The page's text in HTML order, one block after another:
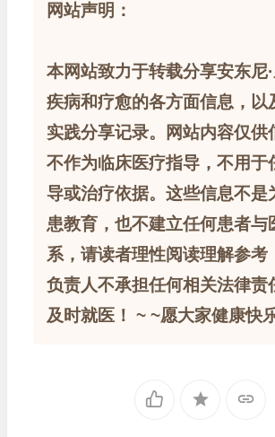
网站声明：
本网站致力于转载分享安东尼
疾病和疗愈的各方面信息，以
实践分享记录。网站内容仅供
不作为临床医疗指导，不用于
导或治疗依据。这些信息不是
患教育，也不建立任何患者与
系，请读者理性阅读理解参考
负责人不承担任何相关法律责
及时就医！ ~ ~愿大家健康快